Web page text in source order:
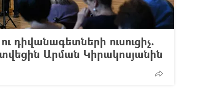
դիվանագետների ուսուցիչ.
Արման Կիրակոսյանին